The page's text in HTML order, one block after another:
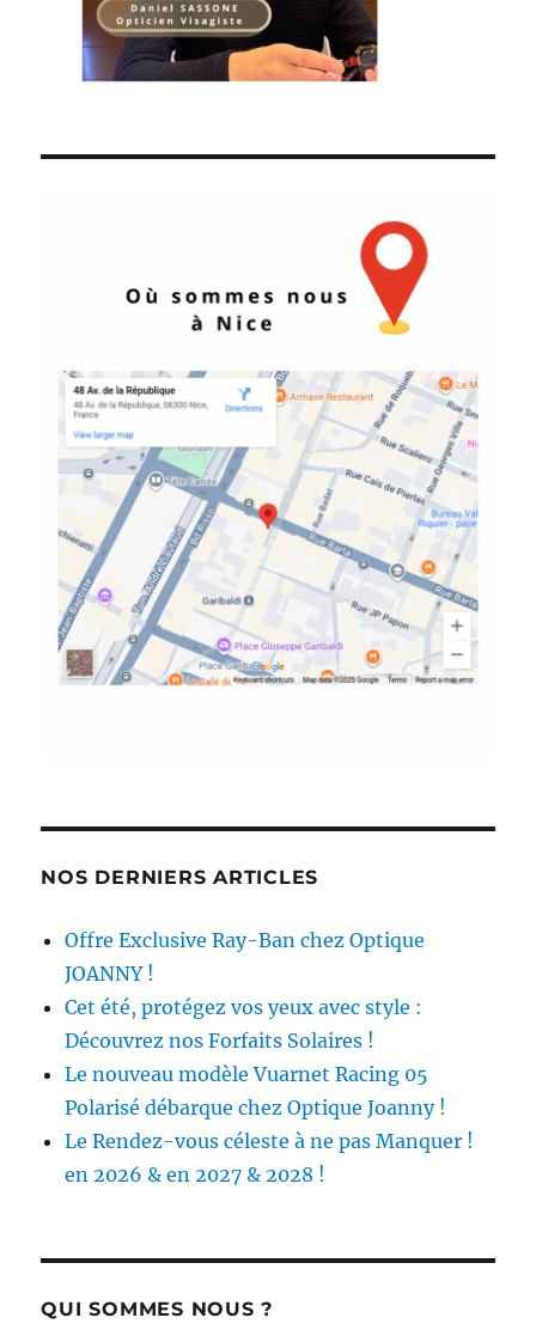
NOS DERNIERS ARTICLES
Offre Exclusive Ray-Ban chez Optique
JOANNY !
Cet été, protégez vos yeux avec style :
Découvrez nos Forfaits Solaires !
Le nouveau modèle Vuarnet Racing 05
Polarisé débarque chez Optique Joanny !
Le Rendez-vous céleste à ne pas Manquer !
en 2026 & en 2027 & 2028 !
QUI SOMMES NOUS ?